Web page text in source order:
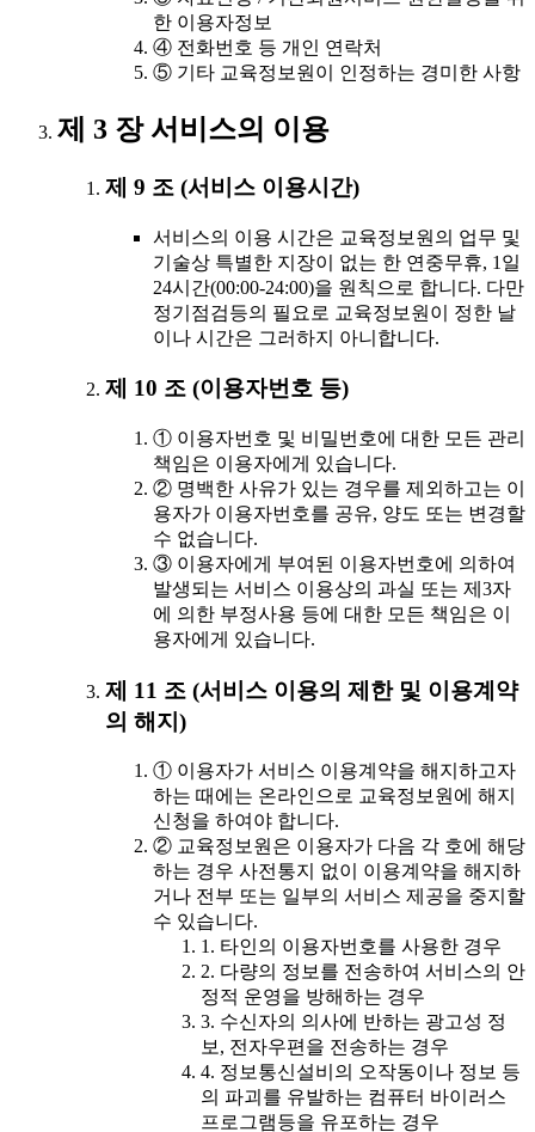
한 이용자정보
④ 전화번호 등 개인 연락처
⑤ 기타 교육정보원이 인정하는 경미한 사항
제 3 장 서비스의 이용
제 9 조 (서비스 이용시간)
서비스의 이용 시간은 교육정보원의 업무 및
기술상 특별한 지장이 없는 한 연중무휴, 1일
24시간(00:00-24:00)을 원칙으로 합니다. 다만
정기점검등의 필요로 교육정보원이 정한 날
이나 시간은 그러하지 아니합니다.
제 10 조 (이용자번호 등)
① 이용자번호 및 비밀번호에 대한 모든 관리
책임은 이용자에게 있습니다.
② 명백한 사유가 있는 경우를 제외하고는 이
용자가 이용자번호를 공유, 양도 또는 변경할
수 없습니다.
③ 이용자에게 부여된 이용자번호에 의하여
발생되는 서비스 이용상의 과실 또는 제3자
에 의한 부정사용 등에 대한 모든 책임은 이
용자에게 있습니다.
제 11 조 (서비스 이용의 제한 및 이용계약
의 해지)
① 이용자가 서비스 이용계약을 해지하고자
하는 때에는 온라인으로 교육정보원에 해지
신청을 하여야 합니다.
② 교육정보원은 이용자가 다음 각 호에 해당
하는 경우 사전통지 없이 이용계약을 해지하
거나 전부 또는 일부의 서비스 제공을 중지할
수 있습니다.
1. 타인의 이용자번호를 사용한 경우
2. 다량의 정보를 전송하여 서비스의 안
정적 운영을 방해하는 경우
3. 수신자의 의사에 반하는 광고성 정
보, 전자우편을 전송하는 경우
4. 정보통신설비의 오작동이나 정보 등
의 파괴를 유발하는 컴퓨터 바이러스
프로그램등을 유포하는 경우